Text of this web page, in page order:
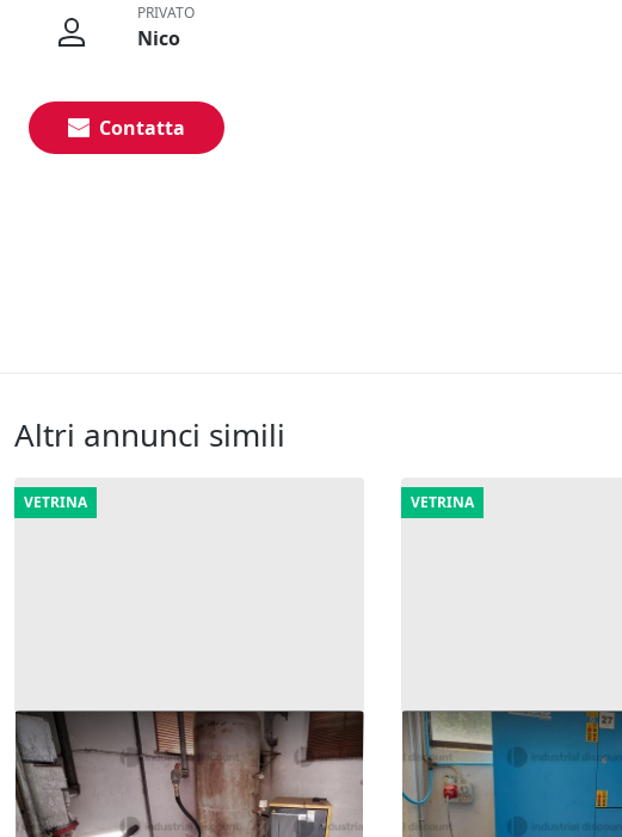
PRIVATO
Nico
Contatta
Altri annunci simili
VETRINA
42#9818 Compressore Kaeser ed
essiccatore FSN
Civitanova Marche (Macerata)
2.080 €
VETRINA
18#8723 Compressore
Roma (Roma)
900 €